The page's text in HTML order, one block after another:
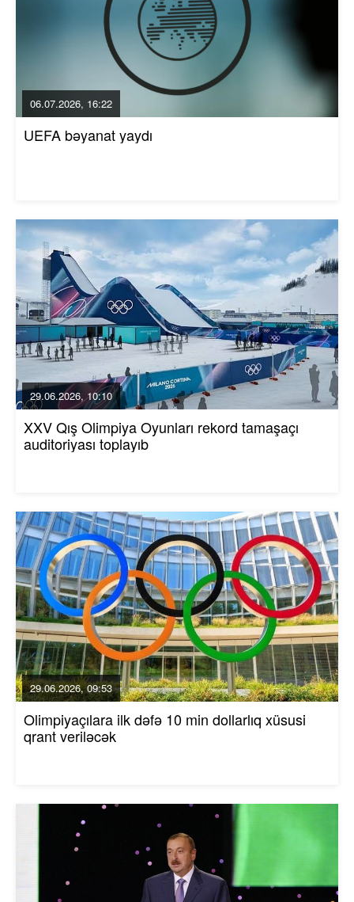
06.07.2026, 16:22
UEFA bəyanat yaydı
29.06.2026, 10:10
XXV Qış Olimpiya Oyunları rekord tamaşaçı
auditoriyası toplayıb
29.06.2026, 09:53
Olimpiyaçılara ilk dəfə 10 min dollarlıq xüsusi
qrant veriləcək